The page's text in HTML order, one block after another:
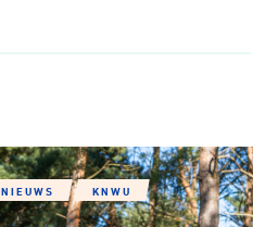
NIEUWS KNWU